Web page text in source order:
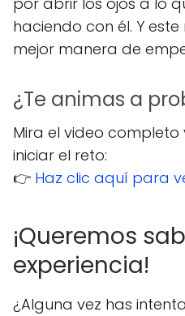
haciendo con él. Y
mejor manera de
¿Te animas a
Mira el video
iniciar el reto:
👉 Haz clic aquí para
¡Queremos
experiencia!
¿Alguna vez has